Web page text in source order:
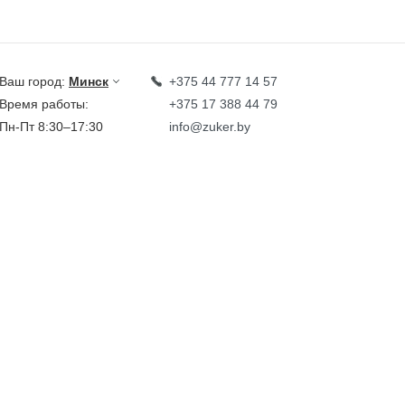
Ваш город: Минск
Время работы:
Пн-Пт 8:30–17:30
+375 44 777 14 57
+375 17 388 44 79
info@zuker.by